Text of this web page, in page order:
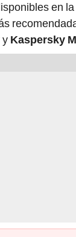
en
y Kaspersky